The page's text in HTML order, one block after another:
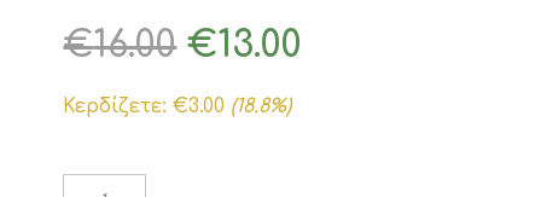
€16.00 Original
price
was:
€16.00.
€13.00
Κερδίζετε:€3.00 (18.8%)